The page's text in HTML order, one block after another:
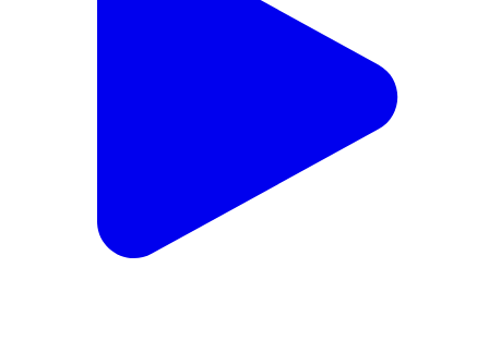
चांद: चांद नगर स्थित सेंट्रल बैंक शाखा में मेगा ऋण शिविर का